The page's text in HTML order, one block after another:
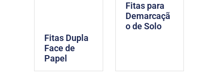
Fitas Dupla
Face de
Papel
Fitas para
Demarcaçã
o de Solo